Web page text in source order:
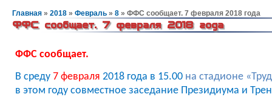
Главная » 2018 » Февраль » 8 » ФФС сообщает. 7 февраля 2018 года
ФФС сообщает. 7 февраля 2018 года
ФФС сообщает.
В среду 7 февраля 2018 года в 15.00 на стадионе
в этом году совместное заседание Президиума и